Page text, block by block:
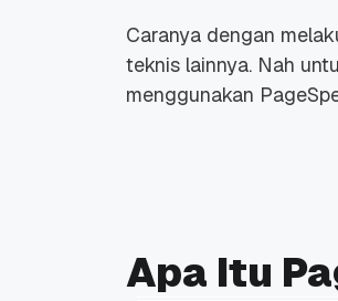
Caranya dengan
teknis lainnya. Nah
menggunakan
Apa Itu